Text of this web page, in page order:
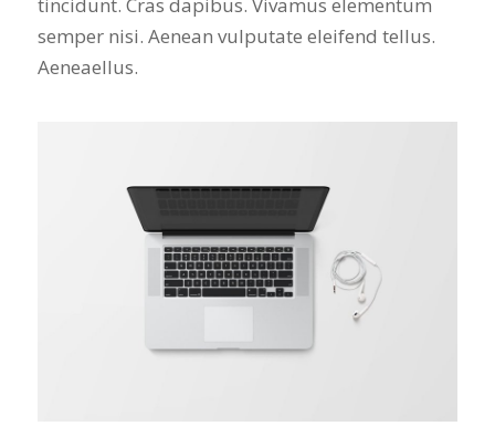
tincidunt. Cras dapibus. Vivamus elementum
semper nisi. Aenean vulputate eleifend tellus.
Aeneaellus.